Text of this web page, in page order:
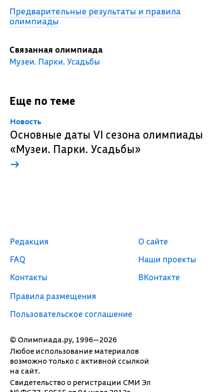
Предварительные результаты и правила
олимпиады
Связанная олимпиада
Музеи. Парки. Усадьбы
Еще по теме
Новость
Основные даты VI сезона олимпиады
«Музеи. Парки. Усадьбы»
→
© Олимпиада.ру, 1996—2026
Любое использование материалов
возможно только с активной ссылкой
на сайт.
Свидетельство о регистрации СМИ Эл
Редакция
FAQ
Контакты
Правила размещения
Пользовательское соглашение
О сайте
Наши проекты
ВКонтакте